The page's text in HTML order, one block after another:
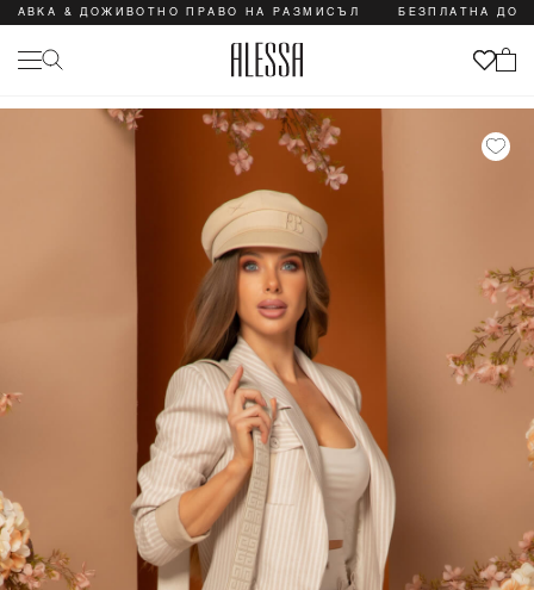
& ДОЖИВОТНО ПРАВО НА РАЗМИСЪЛ БЕЗПЛАТНА